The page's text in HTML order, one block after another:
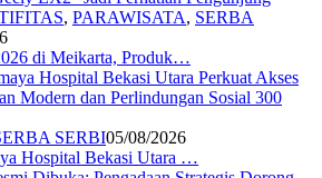
, PARAWISATA, SERBA
di Meikarta, Produk…
SERBI05/08/2026
Hospital Bekasi Utara …